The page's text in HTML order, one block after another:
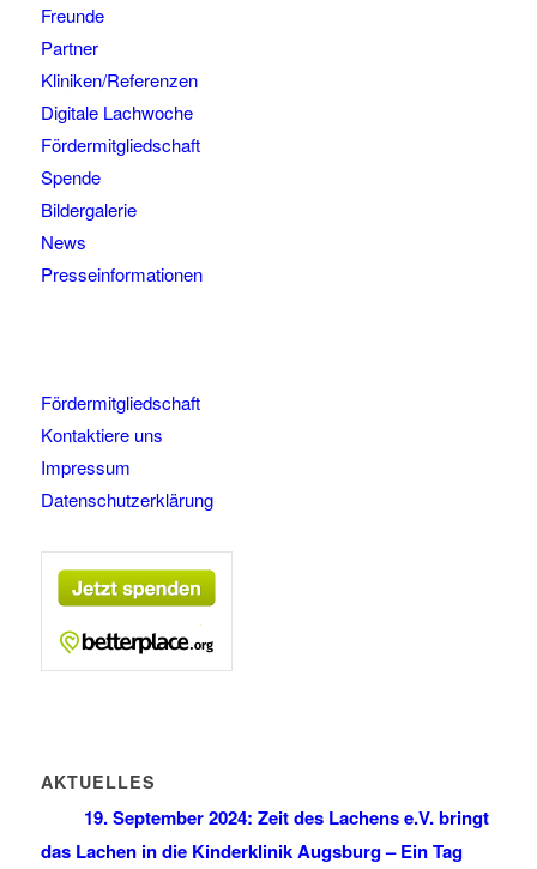
Freunde
Partner
Kliniken/Referenzen
Digitale Lachwoche
Fördermitgliedschaft
Spende
Bildergalerie
News
Presseinformationen
Fördermitgliedschaft
Kontaktiere uns
Impressum
Datenschutzerklärung
AKTUELLES
19. September 2024: Zeit des Lachens e.V. bringt
das Lachen in die Kinderklinik Augsburg – Ein Tag